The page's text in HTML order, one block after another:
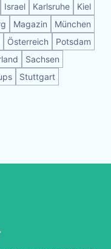
Israel Karlsruhe
Kiel
Magazin
München
Österreich
Potsdam
Sachsen
Stuttgart